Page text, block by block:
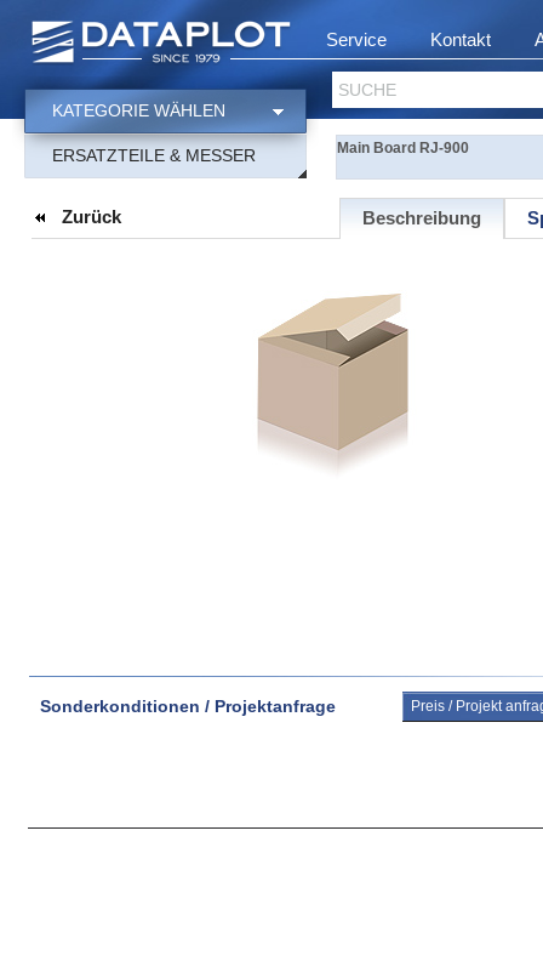
Service Kontakt
SUCHE
KATEGORIE WÄHLEN
ERSATZTEILE & MESSER Main Board RJ-900
Zurück Beschreibung
Sonderkonditionen / Projektanfrage Preis / Projekt